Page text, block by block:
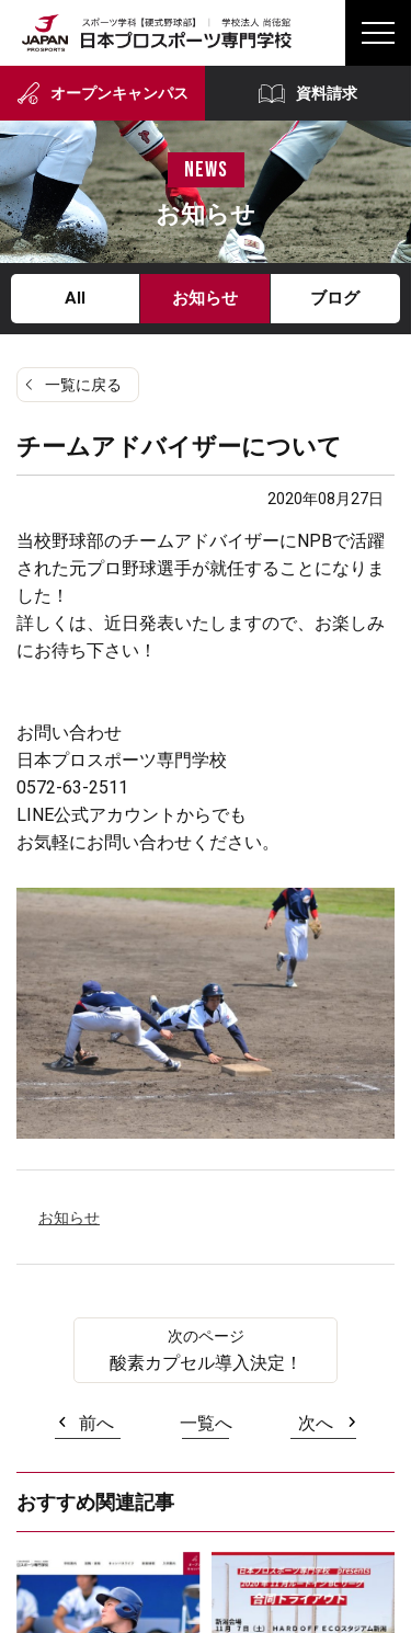
オープンキャンパス 資料請求
news
お知らせ
All お知らせ ブログ
一覧に戻る
チームアドバイザーについて
2020年08月27日
当校野球部のチームアドバイザーにNPBで活躍
された元プロ野球選手が就任することになりま
した！
詳しくは、近日発表いたしますので、お楽しみ
にお待ち下さい！
お問い合わせ
日本プロスポーツ専門学校
0572-63-2511
LINE公式アカウントからでも
お気軽にお問い合わせください。
お知らせ
酸素カプセル導入決定！
前へ 一覧へ 次へ
おすすめ関連記事